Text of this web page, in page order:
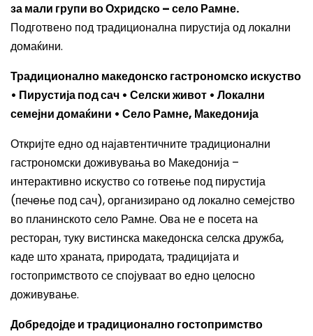
за мали групи во Охридско – село Рамне.
Подготвено под традиционална пирустија од локални
домаќини.
Традиционално македонско гастрономско искуство
• Пирустија под сач • Селски живот • Локални
семејни домаќини • Село Рамне, Македонија
Откријте едно од најавтентичните традиционални
гастрономски доживувања во Македонија –
интерактивно искуство со готвење под пирустија
(печeње под сач), организирано од локално семејство
во планинското село Рамне. Ова не е посета на
ресторан, туку вистинска македонска селска дружба,
каде што храната, природата, традицијата и
гостопримството се спојуваат во едно целосно
доживување.
Добредојде и традиционално гостопримство